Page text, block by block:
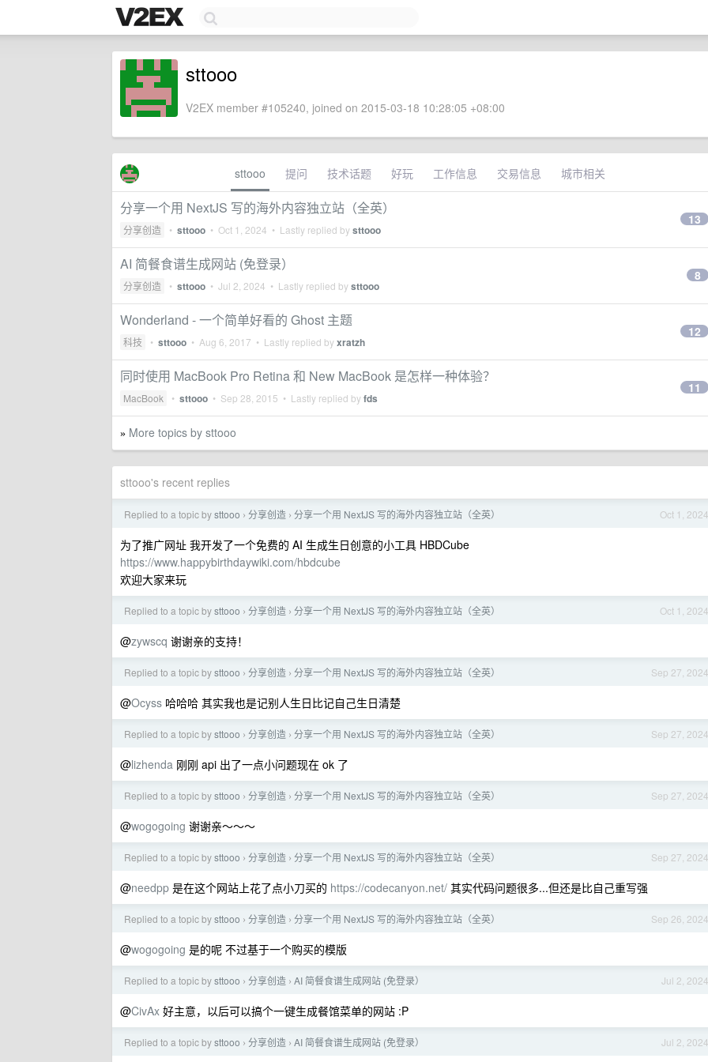
sttooo
V2EX member #105240, joined on 2015-03-18 10:28:05 +08:00
sttooo 提问 技术话题 好玩 工作信息 交易信息 城市相关
分享一个用 NextJS 写的海外内容独立站（全英）
分享创造 • sttooo • Oct 1, 2024 • Lastly replied bysttooo
13
AI 简餐食谱生成网站 (免登录）
分享创造 • sttooo • Jul 2, 2024 • Lastly replied bysttooo
8
Wonderland - 一个简单好看的 Ghost 主题
科技 • sttooo • Aug 6, 2017 • Lastly replied byxratzh
12
同时使用 MacBook Pro Retina 和 New MacBook 是怎样一种体验？
MacBook • sttooo • Sep 28, 2015 • Lastly replied byfds
11
» More topics by sttooo
sttooo's recent replies
Oct 1, 2024
Replied to a topic bysttooo › 分享创造 › 分享一个用 NextJS 写的海外内容独立站（全英）
为了推广网址 我开发了一个免费的 AI 生成生日创意的小工具 HBDCube
https://www.happybirthdaywiki.com/hbdcube
欢迎大家来玩
Oct 1, 2024
Replied to a topic bysttooo › 分享创造 › 分享一个用 NextJS 写的海外内容独立站（全英）
@zywscq 谢谢亲的支持！
Sep 27, 2024
Replied to a topic bysttooo › 分享创造 › 分享一个用 NextJS 写的海外内容独立站（全英）
@Ocyss 哈哈哈 其实我也是记别人生日比记自己生日清楚
Sep 27, 2024
Replied to a topic bysttooo › 分享创造 › 分享一个用 NextJS 写的海外内容独立站（全英）
@lizhenda 刚刚 api 出了一点小问题现在 ok 了
Sep 27, 2024
Replied to a topic bysttooo › 分享创造 › 分享一个用 NextJS 写的海外内容独立站（全英）
@wogogoing 谢谢亲～～～
Sep 27, 2024
Replied to a topic bysttooo › 分享创造 › 分享一个用 NextJS 写的海外内容独立站（全英）
@needpp 是在这个网站上花了点小刀买的 https://codecanyon.net/ 其实代码问题很多...但还是比自己重写强
Sep 26, 2024
Replied to a topic bysttooo › 分享创造 › 分享一个用 NextJS 写的海外内容独立站（全英）
@wogogoing 是的呢 不过基于一个购买的模版
Jul 2, 2024
Replied to a topic bysttooo › 分享创造 › AI 简餐食谱生成网站 (免登录）
@CivAx 好主意，以后可以搞个一键生成餐馆菜单的网站 :P
Jul 2, 2024
Replied to a topic bysttooo › 分享创造 › AI 简餐食谱生成网站 (免登录）